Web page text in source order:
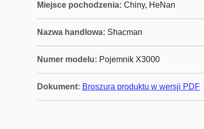
Miejsce pochodzenia: Chiny, HeNan
Nazwa handlowa: Shacman
Numer modelu: Pojemnik X3000
Dokument: Broszura produktu w wersji PDF